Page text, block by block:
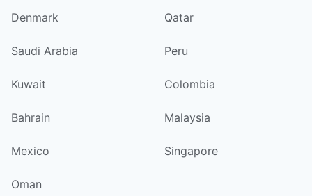
Denmark Qatar
Saudi Arabia Peru
Kuwait Colombia
Bahrain Malaysia
Mexico Singapore
Oman